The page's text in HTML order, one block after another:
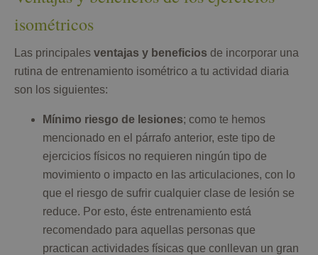
isométricos
Las principales ventajas y beneficios de incorporar una
rutina de entrenamiento isométrico a tu actividad diaria
son los siguientes:
Mínimo riesgo de lesiones; como te hemos
mencionado en el párrafo anterior, este tipo de
ejercicios físicos no requieren ningún tipo de
movimiento o impacto en las articulaciones, con lo
que el riesgo de sufrir cualquier clase de lesión se
reduce. Por esto, éste entrenamiento está
recomendado para aquellas personas que
practican actividades físicas que conllevan un gran